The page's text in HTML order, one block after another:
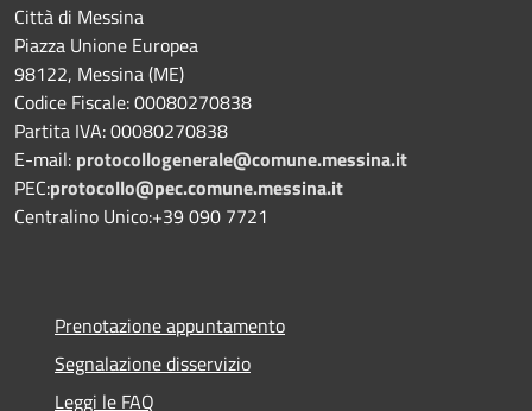
Città di Messina
Piazza Unione Europea
98122, Messina (ME)
Codice Fiscale: 00080270838
Partita IVA: 00080270838
E-mail: protocollogenerale@comune.messina.it
PEC:protocollo@pec.comune.messina.it
Centralino Unico:+39 090 7721
Prenotazione appuntamento
Segnalazione disservizio
Leggi le FAQ